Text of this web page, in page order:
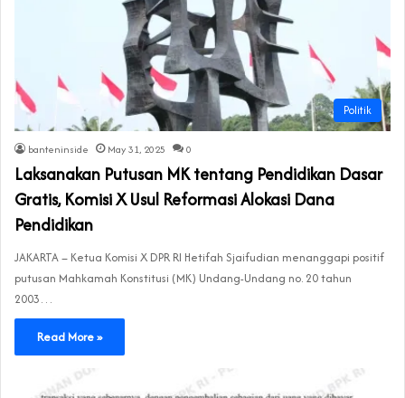
Politik
banteninside May 31, 2025 0
Laksanakan Putusan MK tentang Pendidikan Dasar
Gratis, Komisi X Usul Reformasi Alokasi Dana
Pendidikan
JAKARTA – Ketua Komisi X DPR RI Hetifah Sjaifudian menanggapi positif
putusan Mahkamah Konstitusi (MK) Undang-Undang no. 20 tahun
2003…
Read More »